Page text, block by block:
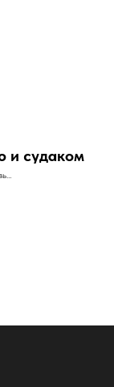
и судаком